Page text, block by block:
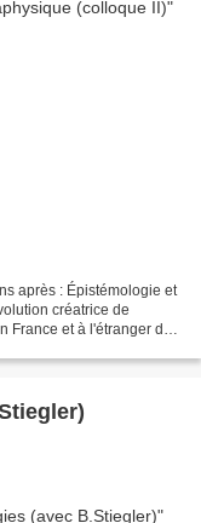
après : Épistémologie et
créatrice de
France et à l'étranger de